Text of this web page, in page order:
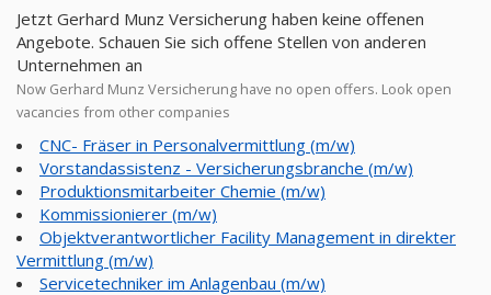
Jetzt Gerhard Munz Versicherung haben keine offenen
Angebote. Schauen Sie sich offene Stellen von anderen
Unternehmen an
Now Gerhard Munz Versicherung have no open offers. Look open
vacancies from other companies
CNC- Fräser in Personalvermittlung (m/w)
Vorstandassistenz - Versicherungsbranche (m/w)
Produktionsmitarbeiter Chemie (m/w)
Kommissionierer (m/w)
Objektverantwortlicher Facility Management in direkter
Vermittlung (m/w)
Servicetechniker im Anlagenbau (m/w)